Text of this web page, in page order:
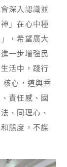
深入認識並
」在心中種
，希望廣大
一步增強民
活中，踐行
核心，這與香
責任感、國
、同理心、
態度，不謀